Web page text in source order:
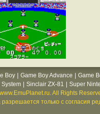
Boy Game Boy Advance Game
Sinclair ZX-81 Super
All Rights
только с согласия